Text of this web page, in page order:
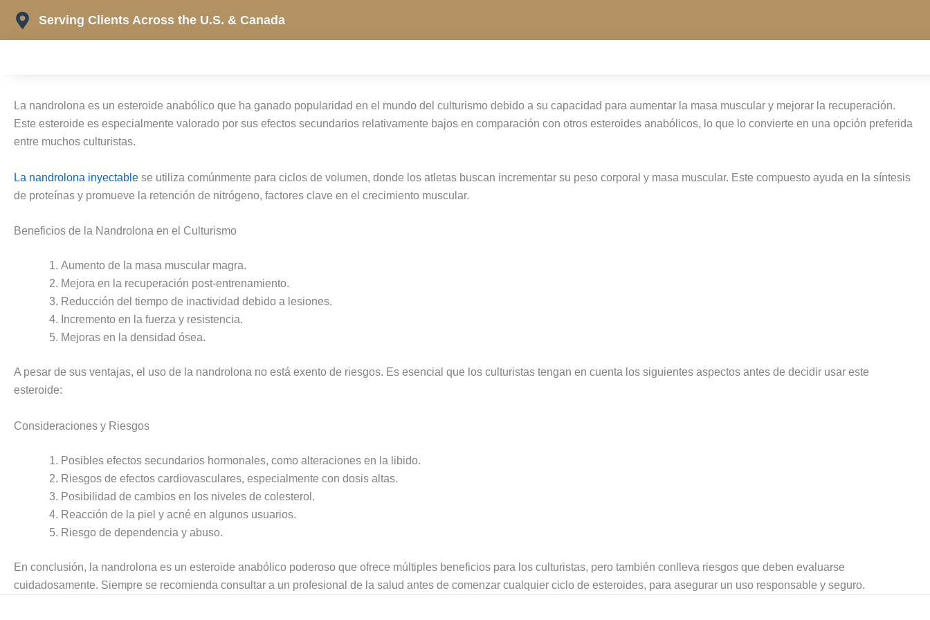
content
Serving Clients Across the U.S. & Canada
La nandrolona es un esteroide anabólico que ha ganado popularidad en el mundo del culturismo debido a su capacidad para aumentar la masa muscular y mejorar la recuperación.
Este esteroide es especialmente valorado por sus efectos secundarios relativamente bajos en comparación con otros esteroides anabólicos, lo que lo convierte en una opción preferida
entre muchos culturistas.
La nandrolona inyectable se utiliza comúnmente para ciclos de volumen, donde los atletas buscan incrementar su peso corporal y masa muscular. Este compuesto ayuda en la síntesis
de proteínas y promueve la retención de nitrógeno, factores clave en el crecimiento muscular.
Beneficios de la Nandrolona en el Culturismo
Aumento de la masa muscular magra.
Mejora en la recuperación post-entrenamiento.
Reducción del tiempo de inactividad debido a lesiones.
Incremento en la fuerza y resistencia.
Mejoras en la densidad ósea.
A pesar de sus ventajas, el uso de la nandrolona no está exento de riesgos. Es esencial que los culturistas tengan en cuenta los siguientes aspectos antes de decidir usar este
esteroide:
Consideraciones y Riesgos
Posibles efectos secundarios hormonales, como alteraciones en la libido.
Riesgos de efectos cardiovasculares, especialmente con dosis altas.
Posibilidad de cambios en los niveles de colesterol.
Reacción de la piel y acné en algunos usuarios.
Riesgo de dependencia y abuso.
En conclusión, la nandrolona es un esteroide anabólico poderoso que ofrece múltiples beneficios para los culturistas, pero también conlleva riesgos que deben evaluarse
cuidadosamente. Siempre se recomienda consultar a un profesional de la salud antes de comenzar cualquier ciclo de esteroides, para asegurar un uso responsable y seguro.